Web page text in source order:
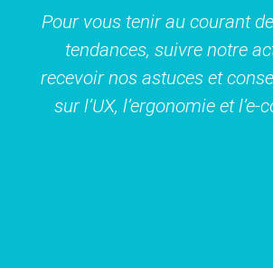
Pour vous tenir au courant
tendances, suivre notre
recevoir nos astuces et
sur l’UX, l’ergonomie et l’e-